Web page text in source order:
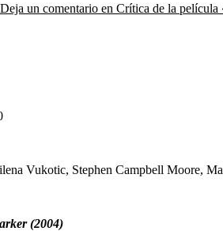
Deja un comentario en Crítica de la
Vukotic, Stephen Campbell Moore,
(2004)